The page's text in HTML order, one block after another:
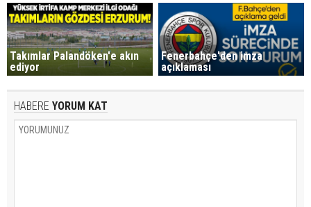
Takımlar Palandöken'e akın
ediyor
Fenerbahçe'den imza
açıklaması
HABERE YORUM KAT